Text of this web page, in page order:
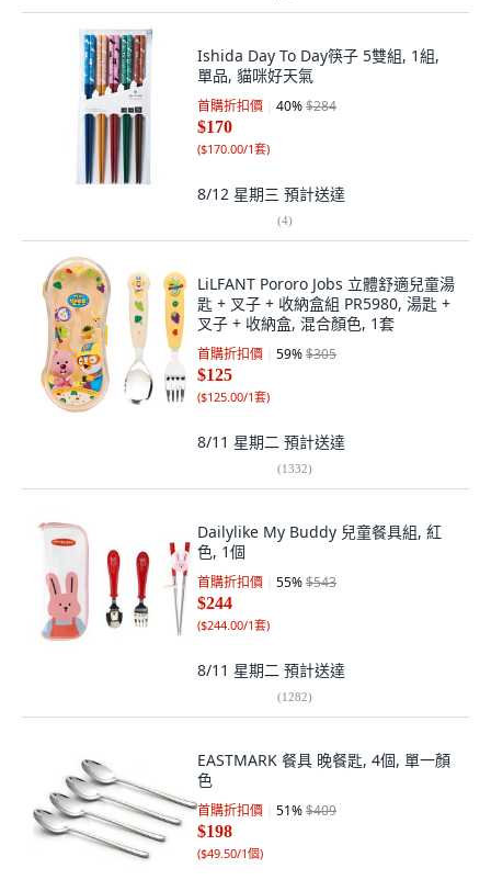
Ishida Day To Day筷子 5雙組, 1組,
單品, 貓咪好天氣
首購折扣價 40%$284
$170
($170.00/1套)
8/12 星期三 預計送達
(4)
LiLFANT Pororo Jobs 立體舒適兒童湯
匙 + 叉子 + 收納盒組 PR5980, 湯匙 +
叉子 + 收納盒, 混合顏色, 1套
首購折扣價 59%$305
$125
($125.00/1套)
8/11 星期二 預計送達
(1332)
Dailylike My Buddy 兒童餐具組, 紅
色, 1個
首購折扣價 55%$543
$244
($244.00/1套)
8/11 星期二 預計送達
(1282)
EASTMARK 餐具 晚餐匙, 4個, 單一顏
色
首購折扣價 51%$409
$198
($49.50/1個)